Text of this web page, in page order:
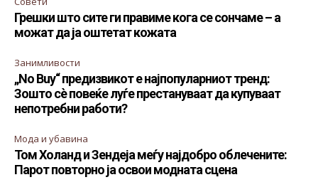
Грешки што сите ги правиме кога се сончаме – а
можат да ја оштетат кожата
Занимливости
„No Buy“ предизвикот е најпопуларниот тренд:
Зошто сè повеќе луѓе престануваат да купуваат
непотребни работи?
Мода и убавина
Том Холанд и Зендеја меѓу најдобро облечените:
Парот повторно ја освои модната сцена